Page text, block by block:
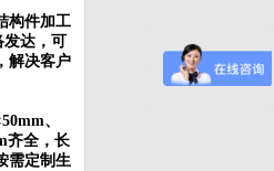
构件加工
发达，可
解决客户
、
齐全，长
需定制生